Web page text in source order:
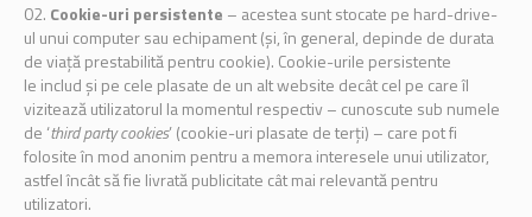
Cookie-uri persistente – acestea sunt stocate pe hard-drive-
ul unui computer sau echipament (și, în general, depinde de durata
de viață prestabilită pentru cookie). Cookie-urile persistente
le includ și pe cele plasate de un alt website decât cel pe care îl
vizitează utilizatorul la momentul respectiv – cunoscute sub numele
de ‘third party cookies’ (cookie-uri plasate de terți) – care pot fi
folosite în mod anonim pentru a memora interesele unui utilizator,
astfel încât să fie livrată publicitate cât mai relevantă pentru
utilizatori.